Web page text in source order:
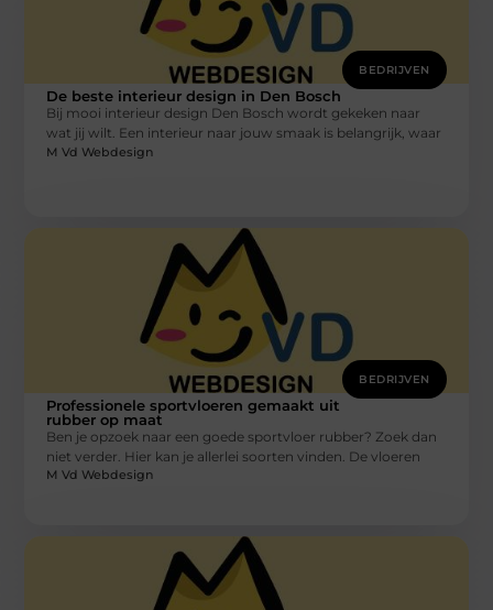
BEDRIJVEN
De beste interieur design in Den Bosch
Bij mooi interieur design Den Bosch wordt gekeken naar
wat jij wilt. Een interieur naar jouw smaak is belangrijk, waar
M Vd Webdesign
BEDRIJVEN
Professionele sportvloeren gemaakt uit
rubber op maat
Ben je opzoek naar een goede sportvloer rubber? Zoek dan
niet verder. Hier kan je allerlei soorten vinden. De vloeren
M Vd Webdesign